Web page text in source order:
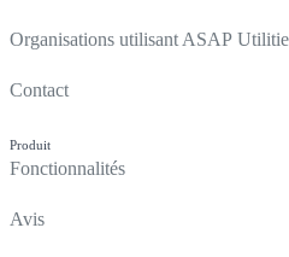
Organisations utilisant ASAP
Contact
Produit
Fonctionnalités
Avis